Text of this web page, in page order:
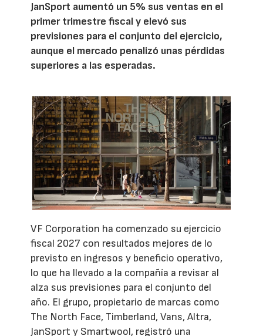
JanSport aumentó un 5% sus ventas en el
primer trimestre fiscal y elevó sus
previsiones para el conjunto del ejercicio,
aunque el mercado penalizó unas pérdidas
superiores a las esperadas.
VF Corporation ha comenzado su ejercicio
fiscal 2027 con resultados mejores de lo
previsto en ingresos y beneficio operativo,
lo que ha llevado a la compañía a revisar al
alza sus previsiones para el conjunto del
año. El grupo, propietario de marcas como
The North Face, Timberland, Vans, Altra,
JanSport y Smartwool, registró una